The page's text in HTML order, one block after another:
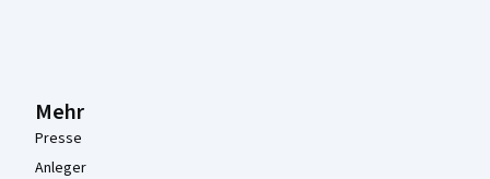
Mehr
Presse
Anleger